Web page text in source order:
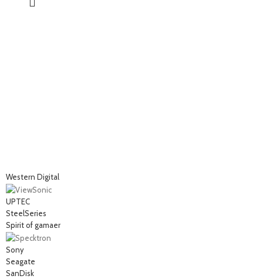
Western Digital
UPTEC
SteelSeries
Spirit of gamaer
Sony
Seagate
SanDisk